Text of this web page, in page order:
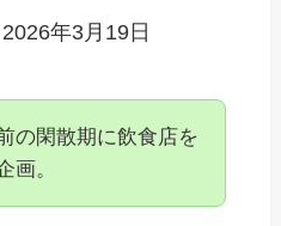
年3月19日
の閑散期に飲食店を
画。